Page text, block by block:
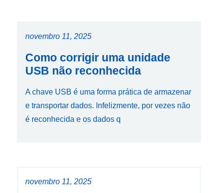
novembro 11, 2025
Como corrigir uma unidade
USB não reconhecida
A chave USB é uma forma prática de armazenar
e transportar dados. Infelizmente, por vezes não
é reconhecida e os dados q
novembro 11, 2025